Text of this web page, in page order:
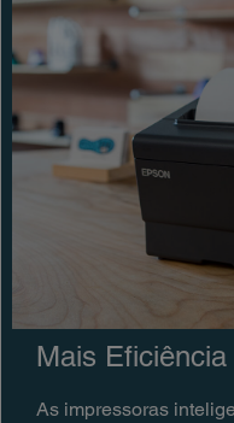
Mais Eficiência
As impressoras